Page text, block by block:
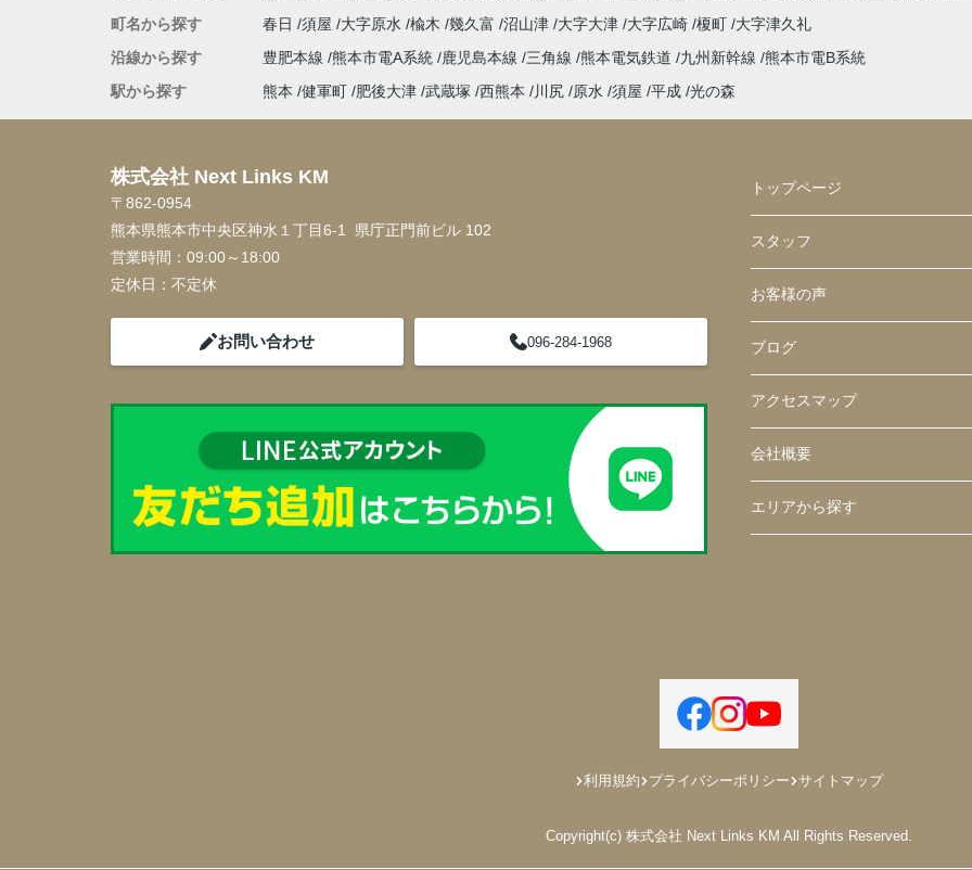
町名から探す
春日 須屋 大字原水 楡木 幾久富 沼山津 大字大津 大字広崎 榎町 大字津久礼
沿線から探す
豊肥本線 熊本市電A系統 鹿児島本線 三角線 熊本電気鉄道 九州新幹線 熊本市電B系統
駅から探す
熊本 健軍町 肥後大津 武蔵塚 西熊本 川尻 原水 須屋 平成 光の森
株式会社 Next Links KM
〒862-0954
熊本県熊本市中央区神水１丁目6-1 県庁正門前ビル 102
営業時間： 09:00～18:00
定休日： 不定休
お問い合わせ 096-284-1968
トップページ
スタッフ
お客様の声
ブログ
アクセスマップ
会社概要
エリアから探す
利用規約 プライバシーポリシー サイトマップ
Copyright(c) 株式会社 Next Links KM All Rights Reserved.